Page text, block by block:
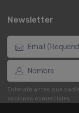
Newsletter
Enterate antes que
acciones comerciales.